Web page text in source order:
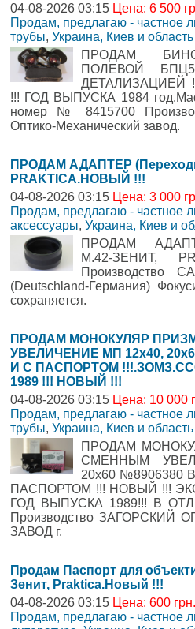
04-08-2026 03:15 Цена: 6 500
Продам, предлагаю - частное
трубы, Украина, Киев и область
ПРОДАМ
ПОЛЕВОЙ
ДЕТАЛИЗАЦИЕЙ
!!! ГОД ВЫПУСКА 1984
номер № 8415700
Оптико-Механический завод.
ПРОДАМ АДАПТЕР
PRAKTICA.НОВЫЙ !!!
04-08-2026 03:15 Цена: 3 000
Продам, предлагаю - частное
аксессуары, Украина, Киев и
ПРОДАМ
М.42-ЗЕНИТ,
Производство
(Deutschland-Германия)
сохраняется.
ПРОДАМ МОНОКУЛЯР
УВЕЛИЧЕНИЕ МП 12х40,
И С ПАСПОРТОМ
1989 !!! НОВЫЙ !!!
04-08-2026 03:15 Цена: 10 000
Продам, предлагаю - частное
трубы, Украина, Киев и область
ПРОДАМ
СМЕННЫМ
20х60
ПАСПОРТОМ !!! НОВЫЙ !!!
ГОД ВЫПУСКА 1989!!! В
Производство ЗАГОРСКИЙ
ЗАВОД г.
Продам Паспорт для
Зенит, Praktica.Новый !!!
04-08-2026 03:15 Цена: 600
Продам, предлагаю - частное